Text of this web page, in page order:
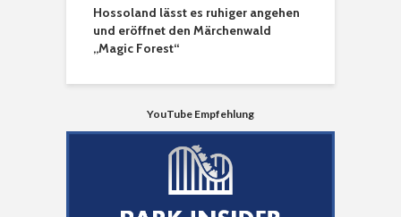
Hossoland lässt es ruhiger angehen
und eröffnet den Märchenwald
„Magic Forest“
YouTube Empfehlung